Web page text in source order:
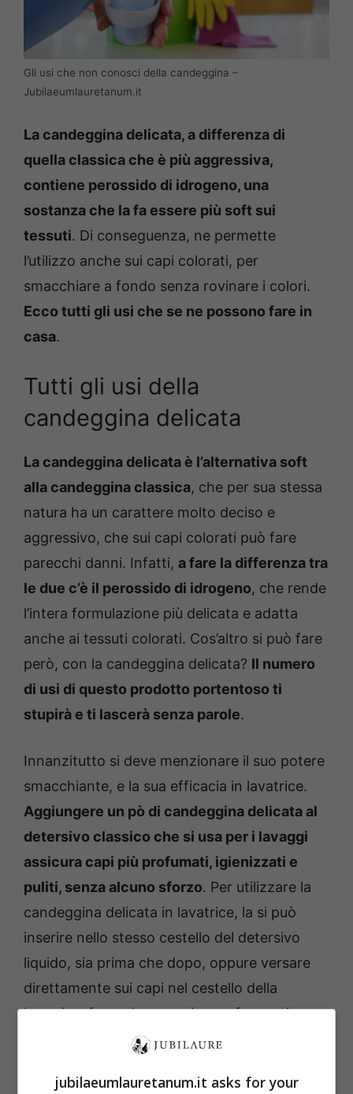
Gli usi che non conosci della candeggina –
Jubilaeumlauretanum.it
La candeggina delicata, a differenza di
quella classica che è più aggressiva,
contiene perossido di idrogeno, una
sostanza che la fa essere più soft sui
tessuti. Di conseguenza, ne permette
l’utilizzo anche sui capi colorati, per
smacchiare a fondo senza rovinare i colori.
Ecco tutti gli usi che se ne possono fare in
casa.
Tutti gli usi della
candeggina delicata
La candeggina delicata è l’alternativa soft
alla candeggina classica, che per sua stessa
natura ha un carattere molto deciso e
aggressivo, che sui capi colorati può fare
parecchi danni. Infatti, a fare la differenza tra
le due c’è il perossido di idrogeno, che rende
l’intera formulazione più delicata e adatta
anche ai tessuti colorati. Cos’altro si può fare
però, con la candeggina delicata? Il numero
di usi di questo prodotto portentoso ti
stupirà e ti lascerà senza parole.
Innanzitutto si deve menzionare il suo potere
smacchiante, e la sua efficacia in lavatrice.
Aggiungere un pò di candeggina delicata al
detersivo classico che si usa per i lavaggi
assicura capi più profumati, igienizzati e
puliti, senza alcuno sforzo. Per utilizzare la
candeggina delicata in lavatrice, la si può
inserire nello stesso cestello del detersivo
liquido, sia prima che dopo, oppure versare
direttamente sui capi nel cestello della
lavatrice, facendo attenzione a far partire
subito il ciclo di lavaggio e non lasciarla mai
jubilaeumlauretanum.it asks for your